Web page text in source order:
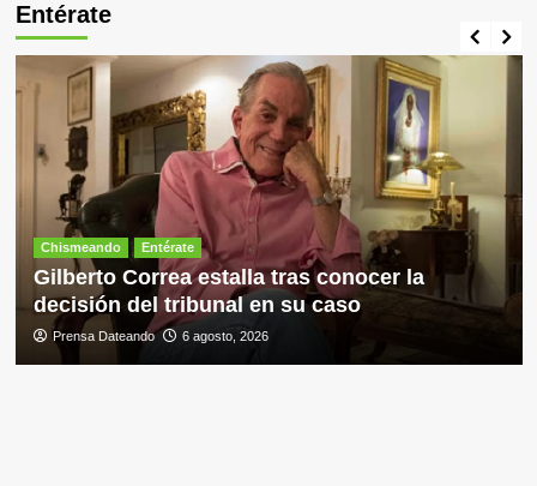
Entérate
Chismeando Entérate
Gilberto Correa estalla tras conocer la
decisión del tribunal en su caso
Prensa Dateando 6 agosto, 2026